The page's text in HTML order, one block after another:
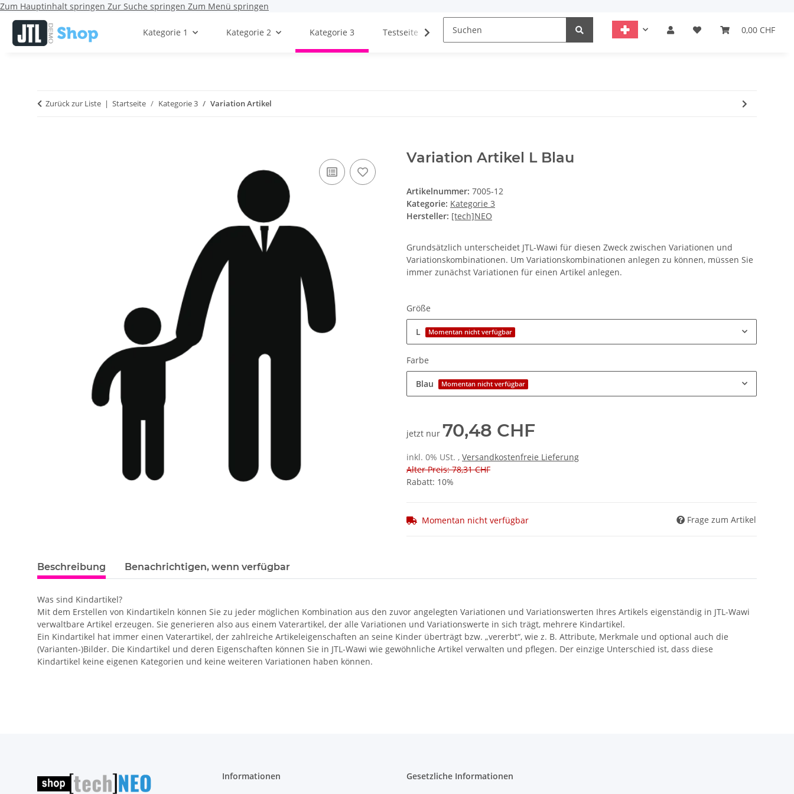
Zum Hauptinhalt springen Zur Suche springen Zum Menü springen
0,00 CHF
Kategorie 1 Kategorie 2 Kategorie 3 Testseite Blogs
Zurück zur Liste Startseite Kategorie 3 Variation Artikel
Variation Artikel L Blau
Artikelnummer: 7005-12
Kategorie: Kategorie 3
Hersteller: [tech]NEO
Grundsätzlich unterscheidet JTL-Wawi für diesen Zweck zwischen Variationen und
Variationskombinationen. Um Variationskombinationen anlegen zu können, müssen Sie
immer zunächst Variationen für einen Artikel anlegen.
Größe
L Momentan nicht verfügbar
Farbe
Blau Momentan nicht verfügbar
jetzt nur 70,48 CHF
inkl. 0% USt. , Versandkostenfreie Lieferung
Alter Preis: 78,31 CHF
Rabatt: 10%
Momentan nicht verfügbar Frage zum Artikel
Beschreibung Benachrichtigen, wenn verfügbar
Was sind Kindartikel?
Mit dem Erstellen von Kindartikeln können Sie zu jeder möglichen Kombination aus den zuvor angelegten Variationen und Variationswerten Ihres Artikels eigenständig in JTL-Wawi
verwaltbare Artikel erzeugen. Sie generieren also aus einem Vaterartikel, der alle Variationen und Variationswerte in sich trägt, mehrere Kindartikel.
Ein Kindartikel hat immer einen Vaterartikel, der zahlreiche Artikeleigenschaften an seine Kinder überträgt bzw. „vererbt“, wie z. B. Attribute, Merkmale und optional auch die
(Varianten-)Bilder. Die Kindartikel und deren Eigenschaften können Sie in JTL-Wawi wie gewöhnliche Artikel verwalten und pflegen. Der einzige Unterschied ist, dass diese
Kindartikel keine eigenen Kategorien und keine weiteren Variationen haben können.
Informationen Gesetzliche Informationen